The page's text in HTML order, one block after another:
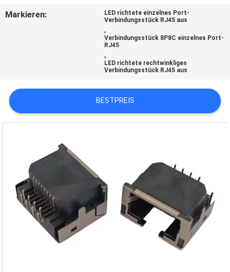
FORDERN
SITEMAP
Markieren:
LED richtete einzelnes Port-
Verbindungsstück RJ45 aus
,
Verbindungsstück 8P8C einzelnes Port-
RJ45
,
LED richtete rechtwinkliges
Verbindungsstück RJ45 aus
BESTPREIS